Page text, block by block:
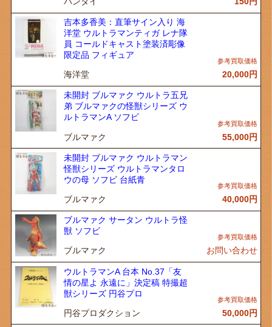
吉本多香美：直筆サイン入り 海
洋堂 ウルトラマンティガ レナ隊
員 コールドキャスト塗装済彫像
限定品 フィギュア
海洋堂 20,000円
未開封 ブルマァク ウルトラ五兄
弟 ブルマァクの怪獣シリーズ ウ
ルトラマンA ソフビ
ブルマァク 55,000円
未開封 ブルマァク ウルトラマン
怪獣シリーズ ウルトラマンタロ
ウの母 ソフビ 台紙青
ブルマァク 40,000円
ブルマァク サータン ウルトラ怪
獣 ソフビ
ブルマァク お問い合わせ
ウルトラマンA 台本 No.37「友
情の星よ 永遠に」決定稿 特撮超
獣シリーズ 円谷プロ
円谷プロダクション 50,000円